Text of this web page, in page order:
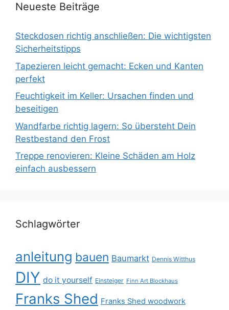
Neueste Beiträge
Steckdosen richtig anschließen: Die wichtigsten
Sicherheitstipps
Tapezieren leicht gemacht: Ecken und Kanten
perfekt
Feuchtigkeit im Keller: Ursachen finden und
beseitigen
Wandfarbe richtig lagern: So übersteht Dein
Restbestand den Frost
Treppe renovieren: Kleine Schäden am Holz
einfach ausbessern
Schlagwörter
anleitung bauen Baumarkt Dennis Witthus
DIY do it yourself Einsteiger Finn Art Blockhaus
Franks Shed Franks Shed woodwork